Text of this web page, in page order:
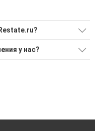
новостройкам, для
у нас?